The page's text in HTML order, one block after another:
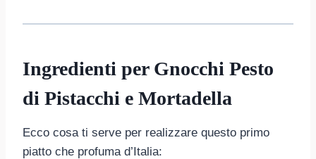
Ingredienti per Gnocchi Pesto
di Pistacchi e Mortadella
Ecco cosa ti serve per realizzare questo primo
piatto che profuma d’Italia: